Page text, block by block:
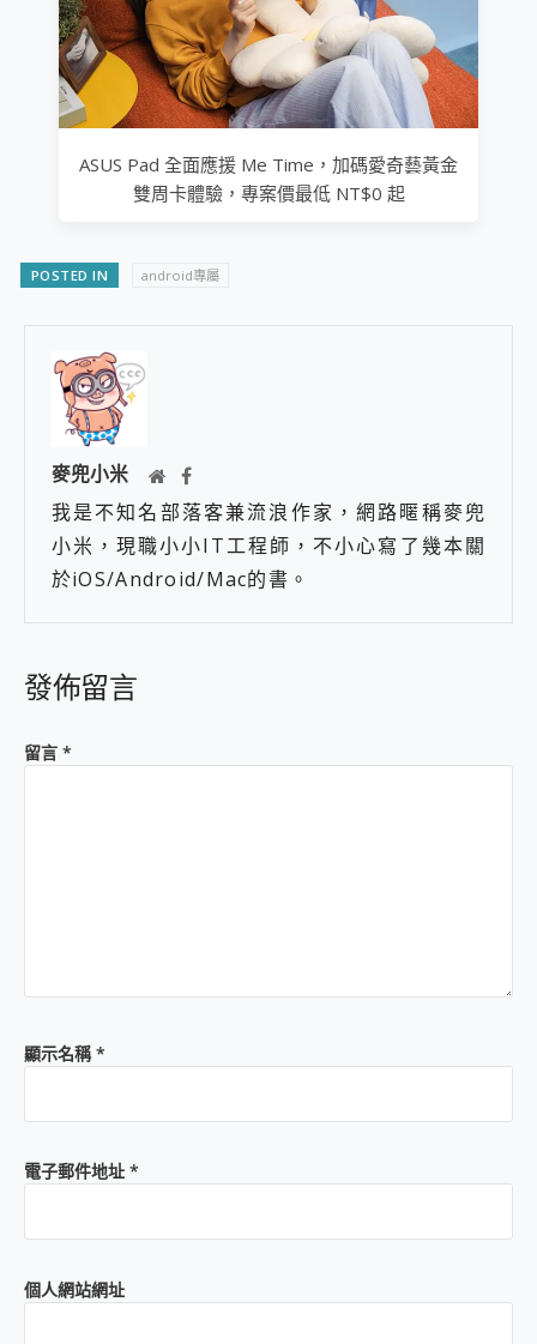
ASUS Pad 全面應援 Me Time，加碼愛奇藝黃金
雙周卡體驗，專案價最低 NT$0 起
POSTED IN android專屬
麥兜小米
我是不知名部落客兼流浪作家，網路暱稱麥兜
小米，現職小小IT工程師，不小心寫了幾本關
於iOS/Android/Mac的書。
發佈留言
留言 *
顯示名稱*
電子郵件地址 *
個人網站網址